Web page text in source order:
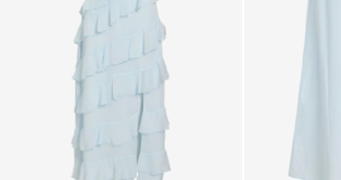
Nederlands